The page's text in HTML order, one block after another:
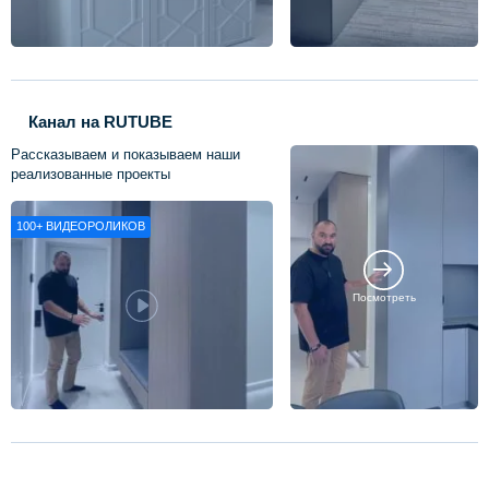
Канал на RUTUBE
Рассказываем и показываем наши
реализованные проекты
100+ ВИДЕОРОЛИКОВ
Посмотреть